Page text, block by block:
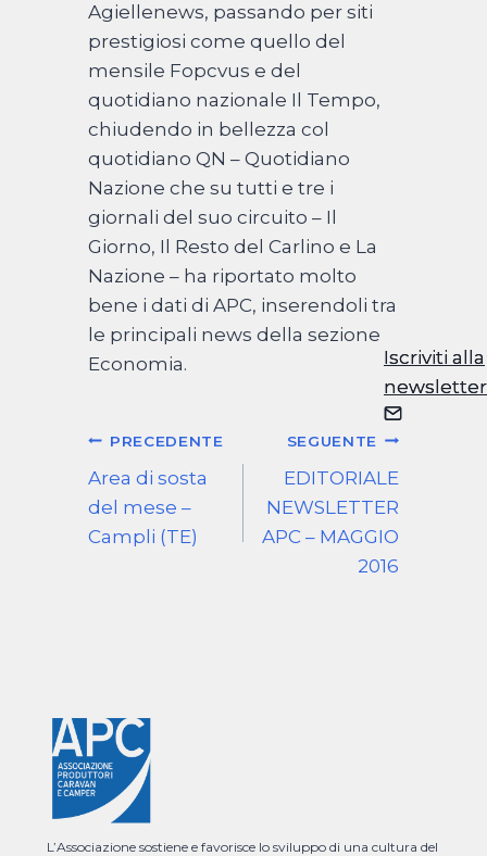
Iscriviti alla
newsletter
Agiellenews, passando per siti
prestigiosi come quello del
mensile Fopcvus e del
quotidiano nazionale Il Tempo,
chiudendo in bellezza col
quotidiano QN – Quotidiano
Nazione che su tutti e tre i
giornali del suo circuito – Il
Giorno, Il Resto del Carlino e La
Nazione – ha riportato molto
bene i dati di APC, inserendoli tra
le principali news della sezione
Economia.
Navigazione
articoli
PRECEDENTE
Area di sosta
del mese –
Campli (TE)
SEGUENTE
EDITORIALE
NEWSLETTER
APC – MAGGIO
2016
L’Associazione sostiene e favorisce lo sviluppo di una cultura del
Iscriviti alla
newsletter